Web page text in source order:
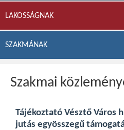
LAKOSSÁGNAK
SZAKMÁNAK
Szakmai
Tájékoztató Vésztő Város
jutás egyösszegű